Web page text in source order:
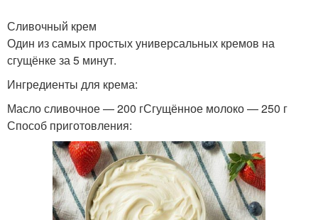
Сливочный крем
Один из самых простых универсальных кремов на
сгущёнке за 5 минут.
Ингредиенты для крема:
Масло сливочное — 200 гСгущённое молоко — 250 г
Способ приготовления: